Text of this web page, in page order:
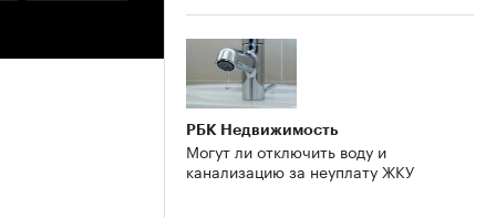
РБК Недвижимость
Могут ли отключить воду и
канализацию за неуплату ЖКУ